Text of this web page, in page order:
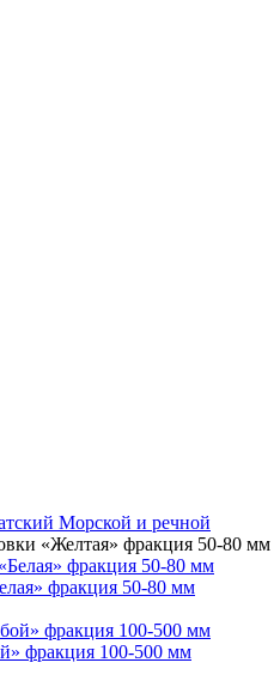
Морской и речной
«Желтая» фракция 50-80 мм
фракция 50-80 мм
фракция 100-500 мм